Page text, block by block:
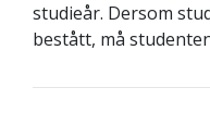
studieår. Dersom
bestått, må